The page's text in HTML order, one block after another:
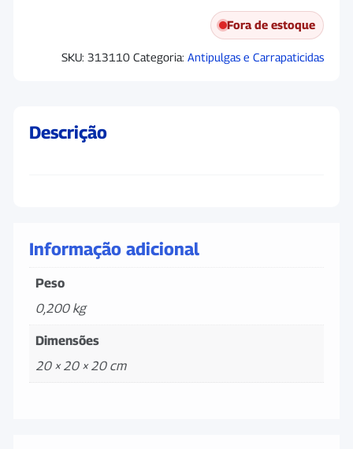
Fora de estoque
SKU: 313110 Categoria: Antipulgas e Carrapaticidas
Descrição
Informação adicional
Peso
0,200 kg
Dimensões
20 × 20 × 20 cm